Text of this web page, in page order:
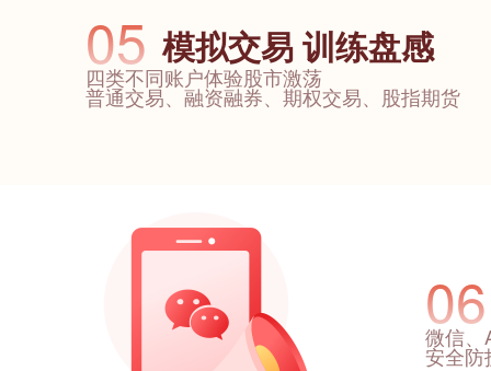
05 模拟交易 训练盘感
四类不同账户体验股市激荡
普通交易、融资融券、期权交易、股指期货
06
微信、
安全防